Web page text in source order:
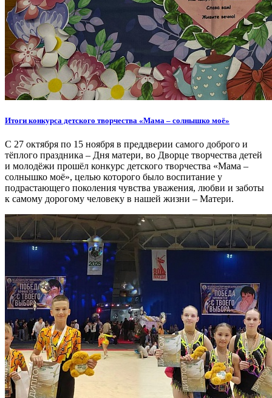
Итоги конкурса детского творчества «Мама – солнышко моё»
С 27 октября по 15 ноября в преддверии самого доброго и
тёплого праздника – Дня матери, во Дворце творчества детей
и молодёжи прошёл конкурс детского творчества «Мама –
солнышко моё», целью которого было воспитание у
подрастающего поколения чувства уважения, любви и заботы
к самому дорогому человеку в нашей жизни – Матери.